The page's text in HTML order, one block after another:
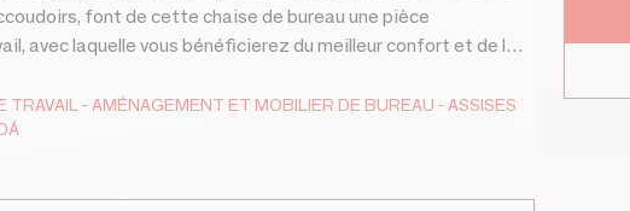
font de cette chaise de bureau une pièce
avec laquelle vous bénéficierez du meilleur confort et de la
le plus avant-gardiste. Son design simple fait de cette
le confort et la commodité souhaités pendant vos heures de
TRAVAIL AMÉNAGEMENT ET MOBILIER DE BUREAU
ASSISES